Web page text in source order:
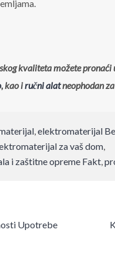
kvaliteta možete pronaći
, kao iručni alatneophodan
,elektromaterijal
za vaš dom,
i zaštitne opreme Fakt,
Upotrebe